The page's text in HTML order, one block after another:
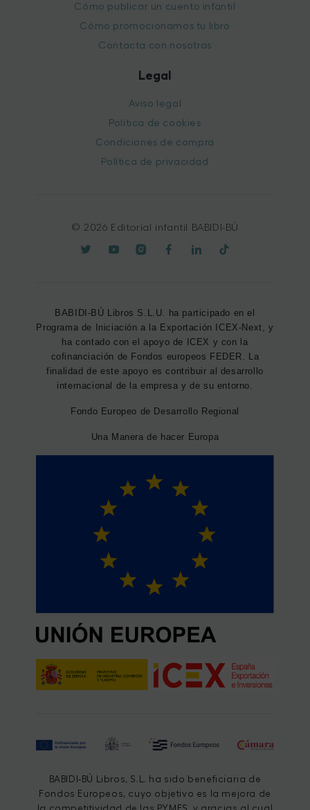
Cómo publicar un cuento infantil
Cómo promocionamos tu libro
Contacta con nosotras
Legal
Aviso legal
Política de cookies
Condiciones de compra
Política de privacidad
© 2026 Editorial infantil BABIDI-BÚ
BABIDI-BÚ Libros S.L.U. ha participado en el
Programa de Iniciación a la Exportación ICEX-Next, y
ha contado con el apoyo de ICEX y con la
cofinanciación de Fondos europeos FEDER. La
finalidad de este apoyo es contribuir al desarrollo
internacional de la empresa y de su entorno.
Fondo Europeo de Desarrollo Regional
Una Manera de hacer Europa
BABIDI-BÚ Libros, S.L. ha sido beneficiaria de
Fondos Europeos, cuyo objetivo es la mejora de